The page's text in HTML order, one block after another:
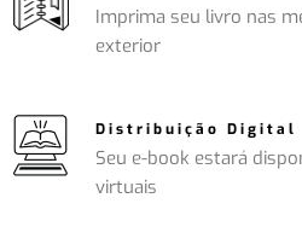
Imprima seu livro nas
exterior
Distribuição Digital
Seu e-book estará
virtuais